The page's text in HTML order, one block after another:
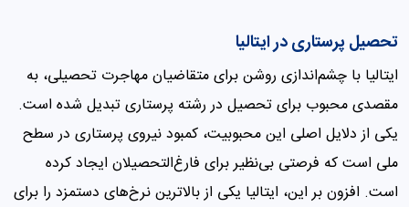
تحصیل پرستاری در ایتالیا
ایتالیا با چشم‌اندازی روشن برای متقاضیان مهاجرت تحصیلی، به
مقصدی محبوب برای تحصیل در رشته پرستاری تبدیل شده است.
یکی از دلایل اصلی این محبوبیت، کمبود نیروی پرستاری در سطح
ملی است که فرصتی بی‌نظیر برای فارغ‌التحصیلان ایجاد کرده
است. افزون بر این، ایتالیا یکی از بالاترین نرخ‌های دستمزد را برای